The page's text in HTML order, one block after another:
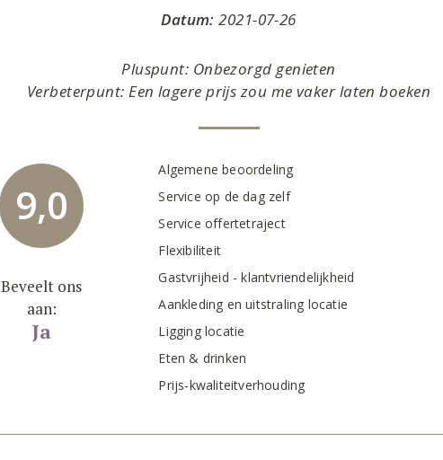
Datum: 2021-07-26
Pluspunt: Onbezorgd genieten
Verbeterpunt: Een lagere prijs zou me vaker laten boeken
9,0
Beveelt ons
aan:
Ja
Algemene beoordeling
Service op de dag zelf
Service offertetraject
Flexibiliteit
Gastvrijheid - klantvriendelijkheid
Aankleding en uitstraling locatie
Ligging locatie
Eten & drinken
Prijs-kwaliteitverhouding